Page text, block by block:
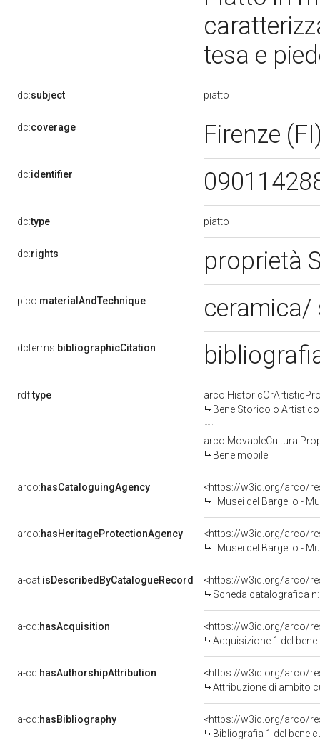
tesa e
dc:subject piatto
dc:coverage Firenze
dc:identifier
dc:type piatto
dc:rights proprietà
pico:materialAndTechnique
dcterms:bibliographicCitation
rdf:type
Bene Storico o Artistico
Bene mobile
arco:hasCataloguingAgency
<https://w3id.org/arco/
I Musei del Bargello -
arco:hasHeritageProtectionAgency
<https://w3id.org/arco/
I Musei del Bargello -
a-cat:isDescribedByCatalogueRecord
<https://w3id.org/arco/
Scheda catalografica
a-cd:hasAcquisition
<https://w3id.org/arco/
Acquisizione 1 del
a-cd:hasAuthorshipAttribution
<https://w3id.org/arco/
Attribuzione di ambito
a-cd:hasBibliography
<https://w3id.org/arco/
Bibliografia 1 del bene